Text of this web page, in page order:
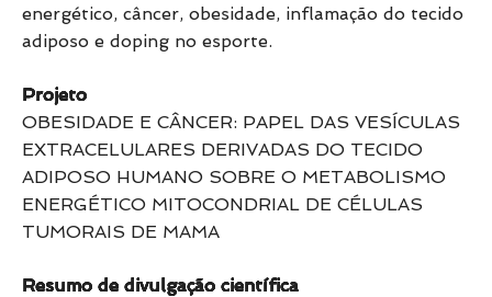
energético, câncer, obesidade, inflamação do tecido
adiposo e doping no esporte.
Projeto
OBESIDADE E CÂNCER: PAPEL DAS VESÍCULAS
EXTRACELULARES DERIVADAS DO TECIDO
ADIPOSO HUMANO SOBRE O METABOLISMO
ENERGÉTICO MITOCONDRIAL DE CÉLULAS
TUMORAIS DE MAMA ​
Resumo de divulgação científica